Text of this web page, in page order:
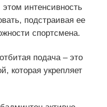
интенсивность
подстраивая ее
спортсмена.
подача – это
которая укрепляет